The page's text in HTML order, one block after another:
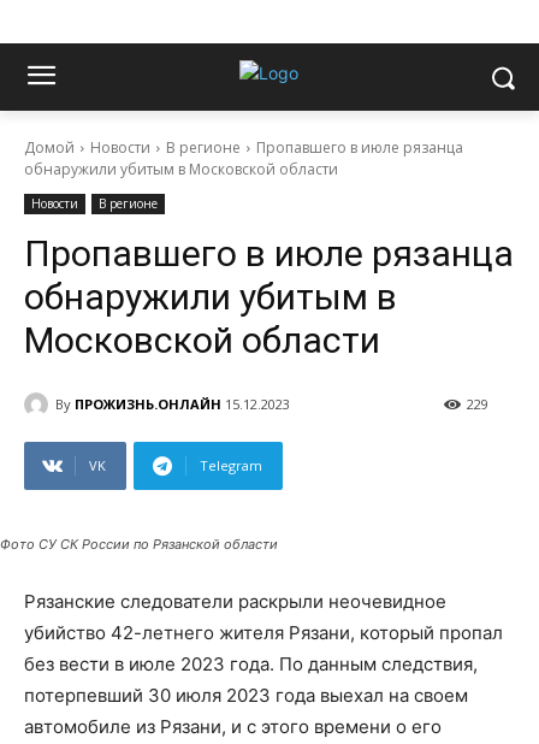
Домой Новости В регионе
Пропавшего в июле рязанца
обнаружили убитым в Московской области
Новости В регионе
Пропавшего в июле рязанца
обнаружили убитым в
Московской области
By ПРОЖИЗНЬ.ОНЛАЙН 15.12.2023 229
VK Telegram
Фото СУ СК России по Рязанской области
Рязанские следователи раскрыли неочевидное
убийство 42-летнего жителя Рязани, который пропал
без вести в июле 2023 года. По данным следствия,
потерпевший 30 июля 2023 года выехал на своем
автомобиле из Рязани, и с этого времени о его